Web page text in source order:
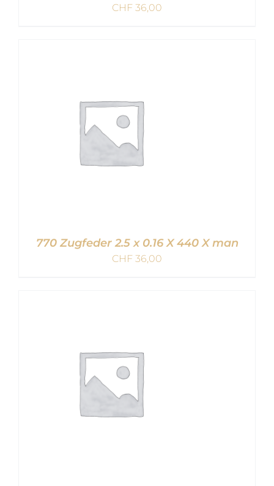
CHF 36,00
770 Zugfeder 2.5 x 0.16 X 440 X man
CHF 36,00